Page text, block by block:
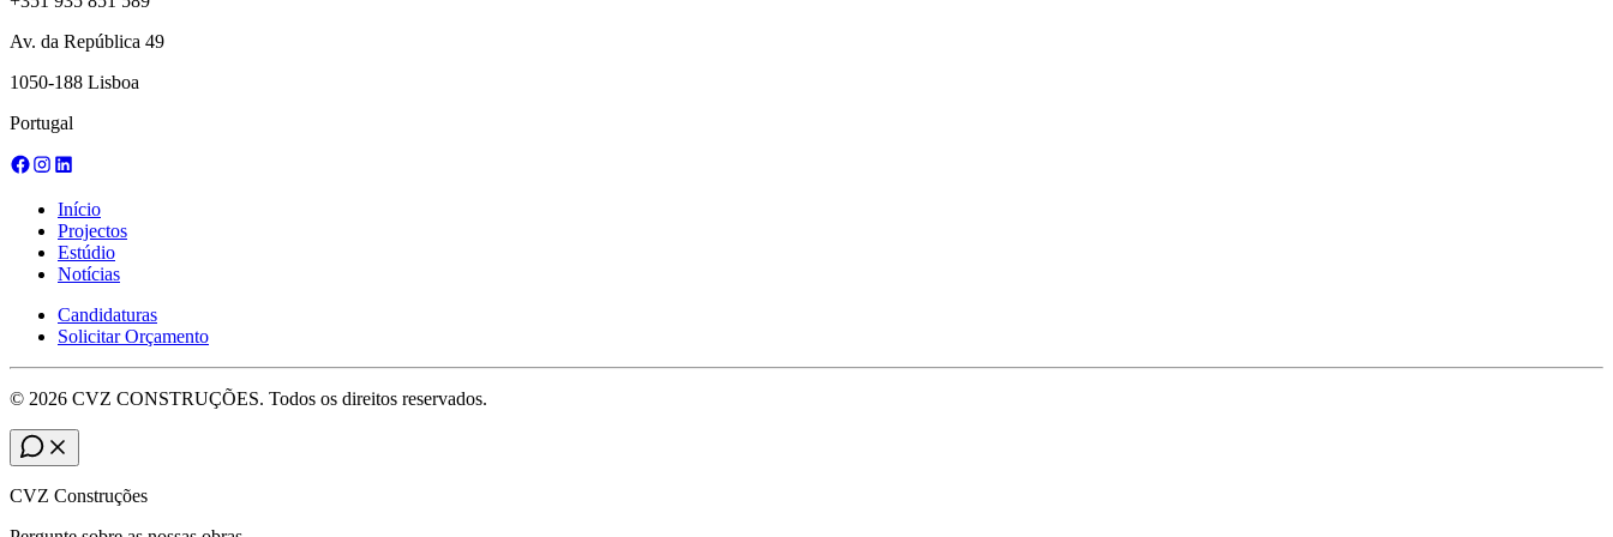
Av. da República 49
1050-188 Lisboa
Portugal
Início
Projectos
Estúdio
Notícias
Candidaturas
Solicitar Orçamento
© 2026 CVZ CONSTRUÇÕES. Todos os direitos reservados.
CVZ Construções